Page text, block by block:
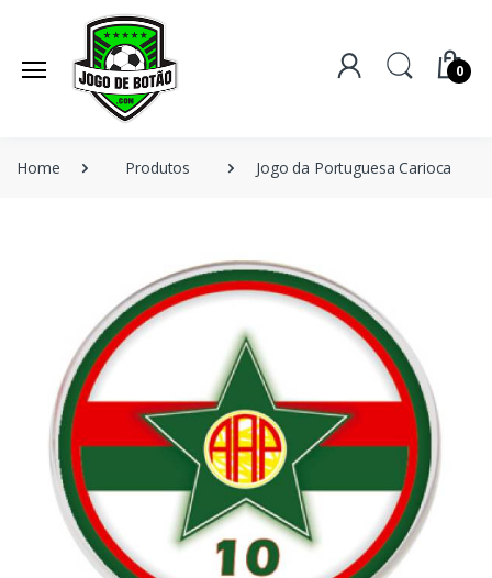
0
Home Produtos Jogo da Portuguesa Carioca